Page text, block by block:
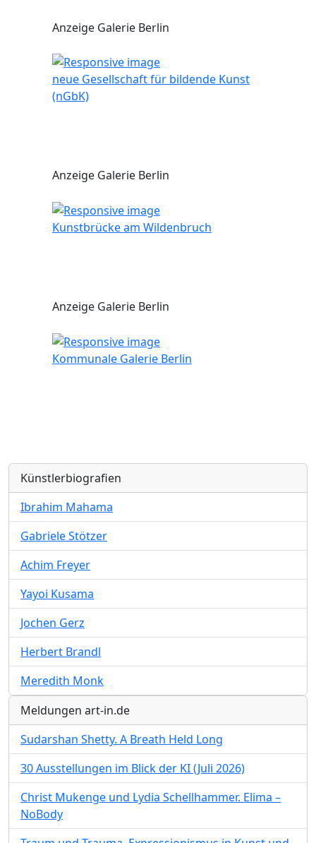
Anzeige Galerie Berlin
neue Gesellschaft für bildende Kunst
(nGbK)
Anzeige Galerie Berlin
Kunstbrücke am Wildenbruch
Anzeige Galerie Berlin
Kommunale Galerie Berlin
Künstlerbiografien
Ibrahim Mahama
Gabriele Stötzer
Achim Freyer
Yayoi Kusama
Jochen Gerz
Herbert Brandl
Meredith Monk
Meldungen art-in.de
Sudarshan Shetty. A Breath Held Long
30 Ausstellungen im Blick der KI (Juli 2026)
Christ Mukenge und Lydia Schellhammer. Elima –
NoBody